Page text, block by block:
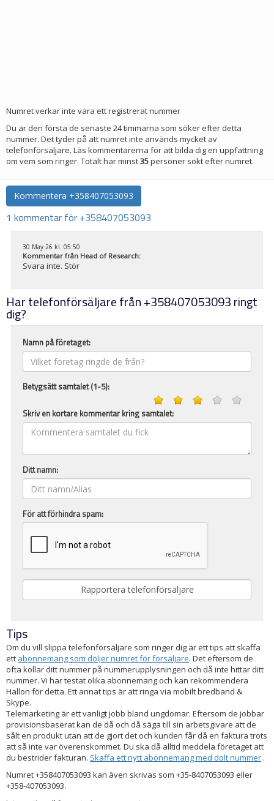
Numret verkar inte vara ett registrerat nummer
Du är den första de senaste 24 timmarna som söker efter detta
nummer. Det tyder på att numret inte används mycket av
telefonförsäljare. Läs kommentarerna för att bilda dig en uppfattning
om vem som ringer. Totalt har minst35personer sökt efter numret.
Kommentera +358407053093
1 kommentar för +358407053093
30 May 26 kl. 05:50
Kommentar från Head of Research:
Svara inte. Stör
Har telefonförsäljare från +358407053093 ringt
dig?
Namn på företaget:
Betygsätt samtalet (1-5):
Skriv en kortare kommentar kring samtalet:
Ditt namn:
För att förhindra spam:
Tips
Om du vill slippa telefonförsäljare som ringer dig är ett tips att skaffa
ett abonnemang som döljer numret för försäljare. Det eftersom de
ofta kollar ditt nummer på nummerupplysningen och då inte hittar ditt
nummer. Vi har testat olika abonnemang och kan rekommendera
Hallon för detta. Ett annat tips är att ringa via mobilt bredband &
Skype.
Telemarketing är ett vanligt jobb bland ungdomar. Eftersom de jobbar
provisionsbaserat kan de då och då säga till sin arbetsgivare att de
sålt en produkt utan att de gjort det och kunden får då en faktura trots
att så inte var överenskommet. Du ska då alltid meddela företaget att
du bestrider fakturan. Skaffa ett nytt abonnemang med dolt nummer .
Numret +358407053093 kan även skrivas som +35-8407053093 eller
+358-407053093.